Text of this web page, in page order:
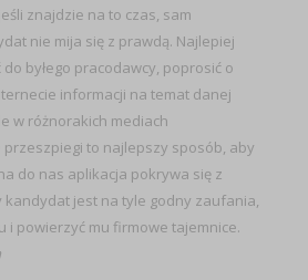
znajdzie na to czas, sam
nie mija się z prawdą. Najlepiej
byłego pracodawcy, poprosić o
informacji na temat danej
w różnorakich mediach
przeszpiegi to najlepszy sposób, aby
do nas aplikacja pokrywa się z
kandydat jest na tyle godny zaufania,
i powierzyć mu firmowe tajemnice.